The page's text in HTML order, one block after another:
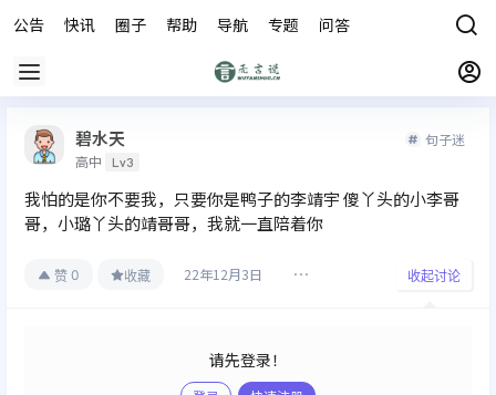
公告 快讯 圈子 帮助 导航 专题 问答
碧水天
高中 Lv3
句子迷
我怕的是你不要我，只要你是鸭子的李靖宇 傻丫头的小李哥
哥，小璐丫头的靖哥哥，我就一直陪着你
赞 0 收藏 22年12月3日 收起讨论
请先登录！